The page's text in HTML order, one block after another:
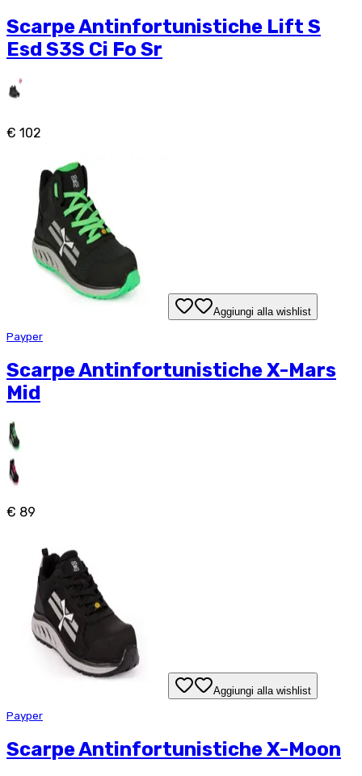
Scarpe Antinfortunistiche Lift S
Esd S3S Ci Fo Sr
€ 102
Aggiungi alla wishlist
Payper
Scarpe Antinfortunistiche X-Mars
Mid
€ 89
Aggiungi alla wishlist
Payper
Scarpe Antinfortunistiche X-Moon